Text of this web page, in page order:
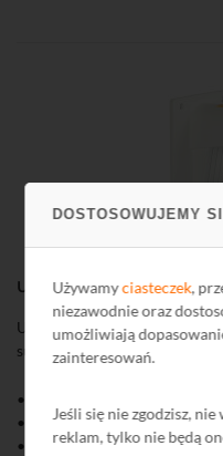
DOSTOSOWUJEMY
Używamyciasteczek,
niezawodnie oraz
umożliwiają
zainteresowań.
Jeśli się nie zgodzisz,
reklam, tylko nie będą
Uchwyt ścienny DS-
Uchwyt ścienny DS-1273ZJ-
sufitowych HIKVISION.
• Kolor: biały
• Montaż ścienny
• Wykonanie: stop aluminium